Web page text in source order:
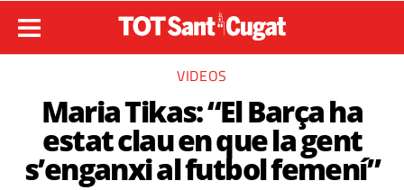
VIDEOS
Maria Tikas: “El Barça ha
estat clau en que la gent
s’enganxi al futbol femení”